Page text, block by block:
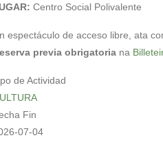
Centro Social Polivalente
espectáculo de acceso libre, ata
previa obrigatoriana
de Actividad
Fin
07-04